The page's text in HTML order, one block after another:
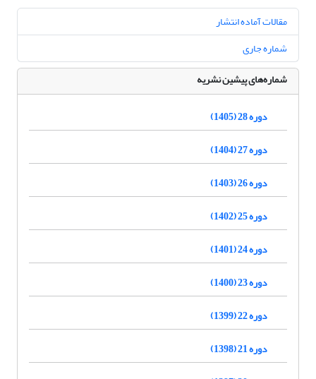
مقالات آماده انتشار
شماره جاری
شماره‌های پیشین نشریه
دوره 28 (1405)
دوره 27 (1404)
دوره 26 (1403)
دوره 25 (1402)
دوره 24 (1401)
دوره 23 (1400)
دوره 22 (1399)
دوره 21 (1398)